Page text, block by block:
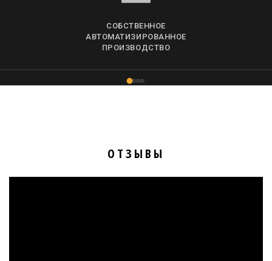
СОБСТВЕННОЕ
АВТОМАТИЗИРОВАННОЕ
ПРОИЗВОДСТВО
ОТЗЫВЫ